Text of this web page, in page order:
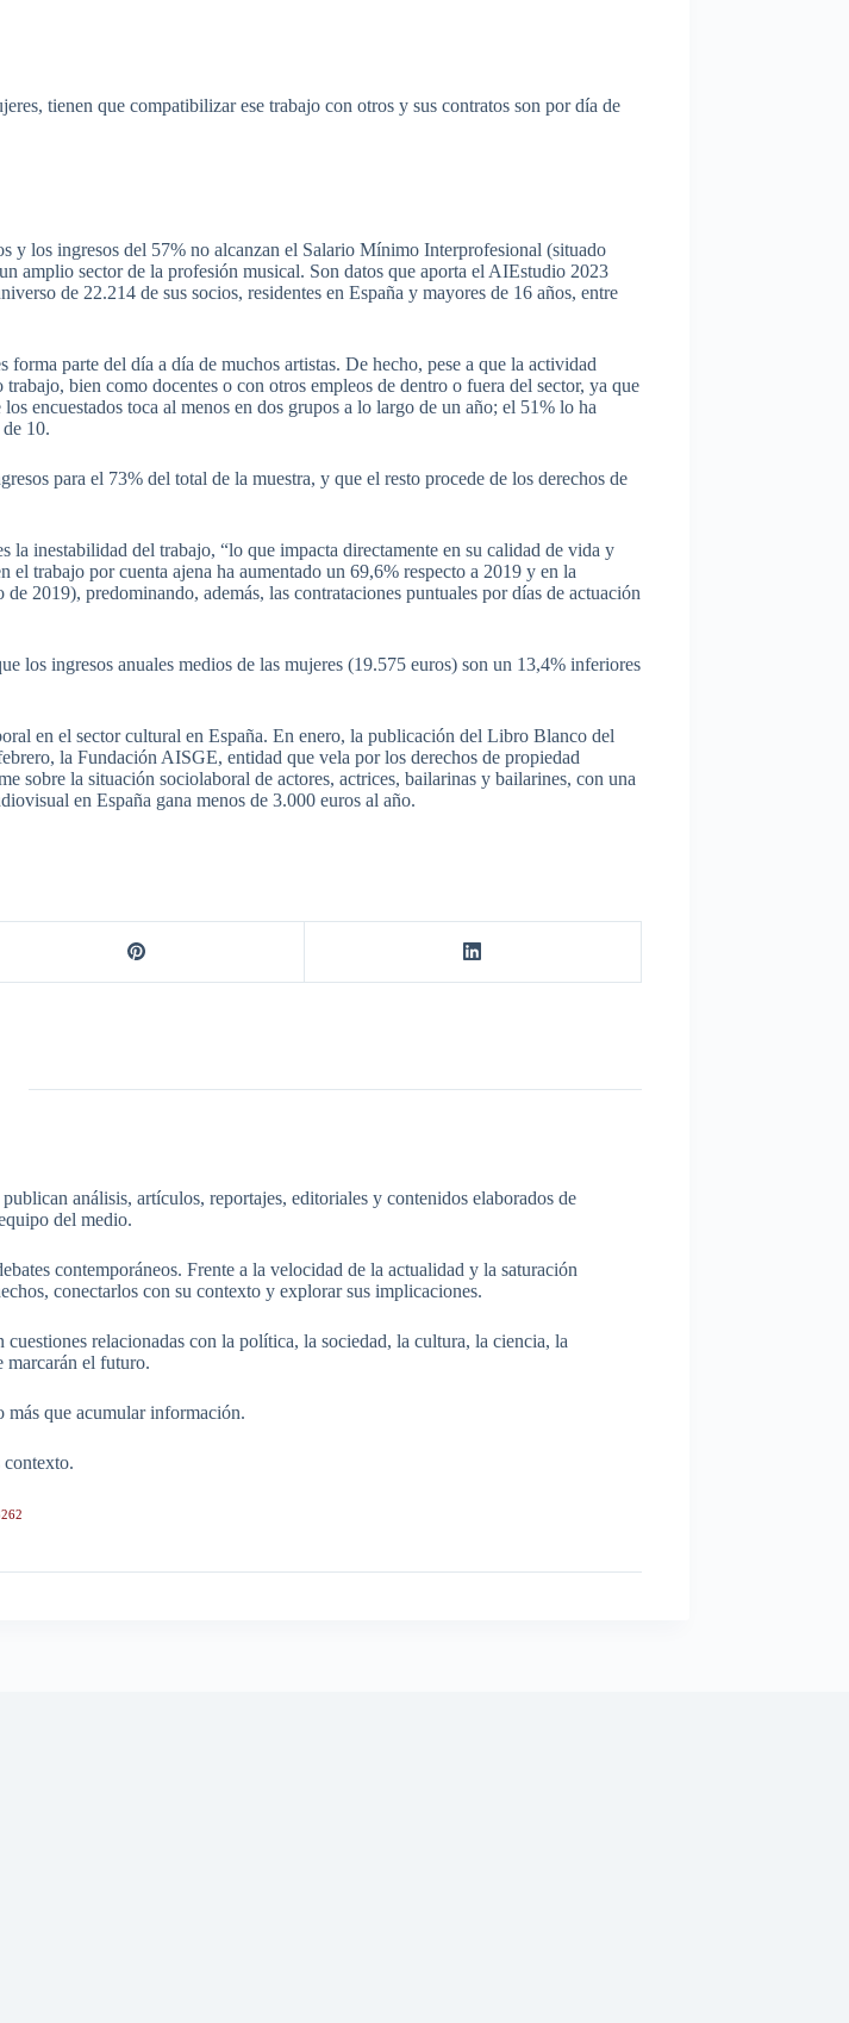
tienen que compatibilizar ese trabajo con otros y sus contratos son por día de
y los ingresos del 57% no alcanzan el Salario Mínimo Interprofesional (situado
amplio sector de la profesión musical. Son datos que aporta el AIEstudio 2023
de 22.214 de sus socios, residentes en España y mayores de 16 años, entre
parte del día a día de muchos artistas. De hecho, pese a que la actividad
bien como docentes o con otros empleos de dentro o fuera del sector, ya que
encuestados toca al menos en dos grupos a lo largo de un año; el 51% lo ha
10.
para el 73% del total de la muestra, y que el resto procede de los derechos de
la inestabilidad del trabajo, “lo que impacta directamente en su calidad de vida y
el trabajo por cuenta ajena ha aumentado un 69,6% respecto a 2019 y en la
2019), predominando, además, las contrataciones puntuales por días de actuación
los ingresos anuales medios de las mujeres (19.575 euros) son un 13,4% inferiores
en el sector cultural en España. En enero, la publicación del Libro Blanco del
la Fundación AISGE, entidad que vela por los derechos de propiedad
sobre la situación sociolaboral de actores, actrices, bailarinas y bailarines, con una
en España gana menos de 3.000 euros al año.
análisis, artículos, reportajes, editoriales y contenidos elaborados de
del medio.
contemporáneos. Frente a la velocidad de la actualidad y la saturación
conectarlos con su contexto y explorar sus implicaciones.
relacionadas con la política, la sociedad, la cultura, la ciencia, la
marcarán el futuro.
más que acumular información.